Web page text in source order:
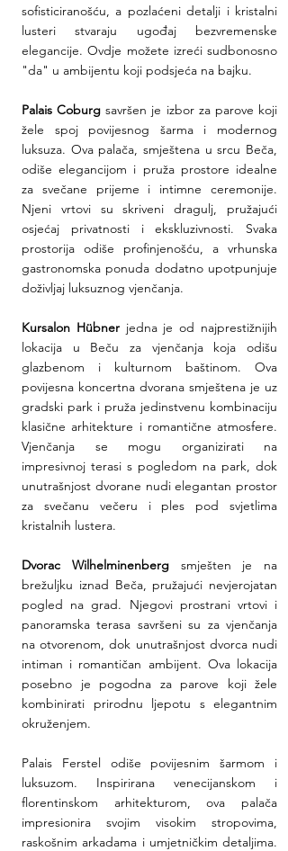
sofisticiranošću, a pozlaćeni detalji i kristalni
lusteri stvaraju ugođaj bezvremenske
elegancije. Ovdje možete izreći sudbonosno
"da" u ambijentu koji podsjeća na bajku.
Palais Coburg savršen je izbor za parove koji
žele spoj povijesnog šarma i modernog
luksuza. Ova palača, smještena u srcu Beča,
odiše elegancijom i pruža prostore idealne
za svečane prijeme i intimne ceremonije.
Njeni vrtovi su skriveni dragulj, pružajući
osjećaj privatnosti i ekskluzivnosti. Svaka
prostorija odiše profinjenošću, a vrhunska
gastronomska ponuda dodatno upotpunjuje
doživljaj luksuznog vjenčanja.
Kursalon Hübner jedna je od najprestižnijih
lokacija u Beču za vjenčanja koja odišu
glazbenom i kulturnom baštinom. Ova
povijesna koncertna dvorana smještena je uz
gradski park i pruža jedinstvenu kombinaciju
klasične arhitekture i romantične atmosfere.
Vjenčanja se mogu organizirati na
impresivnoj terasi s pogledom na park, dok
unutrašnjost dvorane nudi elegantan prostor
za svečanu večeru i ples pod svjetlima
kristalnih lustera.
Dvorac Wilhelminenberg smješten je na
brežuljku iznad Beča, pružajući nevjerojatan
pogled na grad. Njegovi prostrani vrtovi i
panoramska terasa savršeni su za vjenčanja
na otvorenom, dok unutrašnjost dvorca nudi
intiman i romantičan ambijent. Ova lokacija
posebno je pogodna za parove koji žele
kombinirati prirodnu ljepotu s elegantnim
okruženjem.
Palais Ferstel odiše povijesnim šarmom i
luksuzom. Inspirirana venecijanskom i
florentinskom arhitekturom, ova palača
impresionira svojim visokim stropovima,
raskošnim arkadama i umjetničkim detaljima.